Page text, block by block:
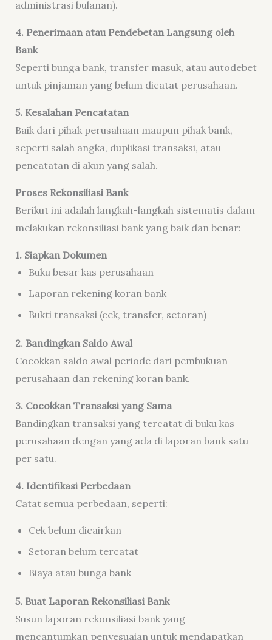
administrasi bulanan).
4. Penerimaan atau Pendebetan Langsung oleh
Bank
Seperti bunga bank, transfer masuk, atau autodebet
untuk pinjaman yang belum dicatat perusahaan.
5. Kesalahan Pencatatan
Baik dari pihak perusahaan maupun pihak bank,
seperti salah angka, duplikasi transaksi, atau
pencatatan di akun yang salah.
Proses Rekonsiliasi Bank
Berikut ini adalah langkah-langkah sistematis dalam
melakukan rekonsiliasi bank yang baik dan benar:
1. Siapkan Dokumen
Buku besar kas perusahaan
Laporan rekening koran bank
Bukti transaksi (cek, transfer, setoran)
2. Bandingkan Saldo Awal
Cocokkan saldo awal periode dari pembukuan
perusahaan dan rekening koran bank.
3. Cocokkan Transaksi yang Sama
Bandingkan transaksi yang tercatat di buku kas
perusahaan dengan yang ada di laporan bank satu
per satu.
4. Identifikasi Perbedaan
Catat semua perbedaan, seperti:
Cek belum dicairkan
Setoran belum tercatat
Biaya atau bunga bank
5. Buat Laporan Rekonsiliasi Bank
Susun laporan rekonsiliasi bank yang
mencantumkan penyesuaian untuk mendapatkan